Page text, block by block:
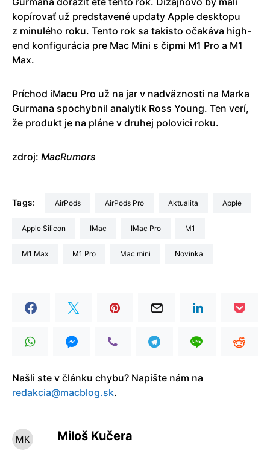
kopírovať už predstavené updaty Apple desktopu
z minulého roku. Tento rok sa takisto očakáva high-
end konfigurácia pre Mac Mini s čipmi M1 Pro a M1
Max.
Príchod iMacu Pro už na jar v nadväznosti na Marka
Gurmana spochybnil analytik Ross Young. Ten verí,
že produkt je na pláne v druhej polovici roku.
zdroj: MacRumors
Tags: AirPods AirPods Pro aktualita Apple
Apple Silicon iMac iMac Pro M1
M1 Max M1 Pro Mac mini Novinka
Našli ste v článku chybu? Napíšte nám na
redakcia@macblog.sk.
Miloš Kučera